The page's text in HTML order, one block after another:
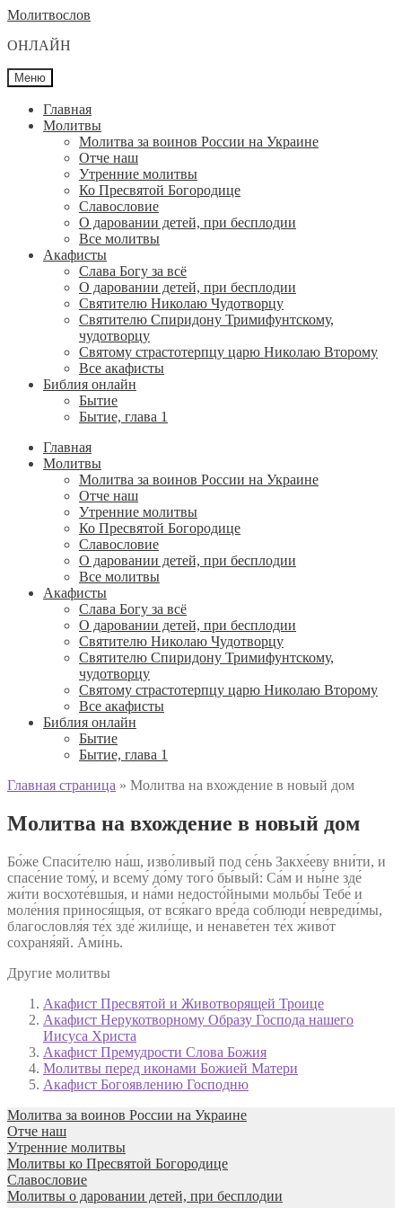
Перейти
навигации
Перейти
содержимому
Молитвослов
ОНЛАЙН
Меню
Главная
Молитвы
Молитва за воинов России на Украине
Отче наш
Утренние молитвы
Ко Пресвятой Богородице
Славословие
О даровании детей, при бесплодии
Вcе молитвы
Акафисты
Слава Богу за всё
О даровании детей, при бесплодии
Святителю Николаю Чудотворцу
Святителю Спиридону Тримифунтскому,
чудотворцу
Святому страстотерпцу царю Николаю Второму
Все акафисты
Библия онлайн
Бытие
Бытие, глава 1
Главная
Молитвы
Молитва за воинов России на Украине
Отче наш
Утренние молитвы
Ко Пресвятой Богородице
Славословие
О даровании детей, при бесплодии
Вcе молитвы
Акафисты
Слава Богу за всё
О даровании детей, при бесплодии
Святителю Николаю Чудотворцу
Святителю Спиридону Тримифунтскому,
чудотворцу
Святому страстотерпцу царю Николаю Второму
Все акафисты
Библия онлайн
Бытие
Бытие, глава 1
Главная страница » Молитва на вхождение в новый дом
Молитва на вхождение в новый дом
Бо́же Спаси́телю на́ш, изво́ливый под се́нь Закхе́еву вни́ти, и
спасе́ние тому́, и всему́ до́му того́ бы́вый: Са́м и ны́не зде́
жи́ти восхоте́вшыя, и на́ми недосто́йными мольбы́ Тебе́ и
моле́ния принося́щыя, от вся́каго вре́да соблюди́ невреди́мы,
благословля́я те́х зде́ жили́ще, и ненаве́тен те́х живо́т
сохраня́яй. Ами́нь.
Другие молитвы
Акафист Пресвятой и Животворящей Троице
Акафист Нерукотворному Образу Господа нашего
Иисуса Христа
Акафист Премудрости Слова Божия
Молитвы перед иконами Божией Матери
Акафист Богоявлению Господню
Молитва за воинов России на Украине
Отче наш
Утренние молитвы
Молитвы ко Пресвятой Богородице
Славословие
Молитвы о даровании детей, при бесплодии